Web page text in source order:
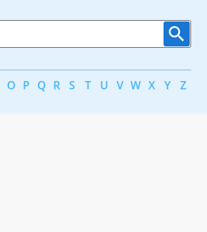
O P Q R S T U V W X Y Z